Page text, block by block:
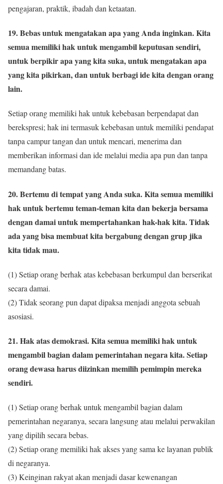
pengajaran, praktik, ibadah dan ketaatan.
19. Bebas untuk mengatakan apa yang Anda inginkan. Kita
semua memiliki hak untuk mengambil keputusan sendiri,
untuk berpikir apa yang kita suka, untuk mengatakan apa
yang kita pikirkan, dan untuk berbagi ide kita dengan orang
lain.
Setiap orang memiliki hak untuk kebebasan berpendapat dan
berekspresi; hak ini termasuk kebebasan untuk memiliki pendapat
tanpa campur tangan dan untuk mencari, menerima dan
memberikan informasi dan ide melalui media apa pun dan tanpa
memandang batas.
20. Bertemu di tempat yang Anda suka. Kita semua memiliki
hak untuk bertemu teman-teman kita dan bekerja bersama
dengan damai untuk mempertahankan hak-hak kita. Tidak
ada yang bisa membuat kita bergabung dengan grup jika
kita tidak mau.
(1) Setiap orang berhak atas kebebasan berkumpul dan berserikat
secara damai.
(2) Tidak seorang pun dapat dipaksa menjadi anggota sebuah
asosiasi.
21. Hak atas demokrasi. Kita semua memiliki hak untuk
mengambil bagian dalam pemerintahan negara kita. Setiap
orang dewasa harus diizinkan memilih pemimpin mereka
sendiri.
(1) Setiap orang berhak untuk mengambil bagian dalam
pemerintahan negaranya, secara langsung atau melalui perwakilan
yang dipilih secara bebas.
(2) Setiap orang memiliki hak akses yang sama ke layanan publik
di negaranya.
(3) Keinginan rakyat akan menjadi dasar kewenangan